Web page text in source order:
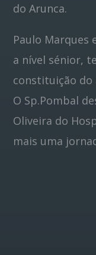
do Arunca.
Paulo
a nível sénior,
constituição
O Sp.Pombal
Oliveira do
mais uma